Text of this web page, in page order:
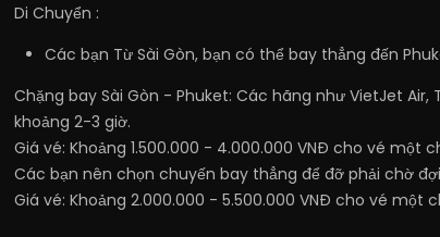
Di Chuyển :
Các bạn Từ Sài Gòn, bạn có thể bay thẳng đến
Chặng bay Sài Gòn - Phuket: Các hãng như VietJet
khoảng 2-3 giờ.
Giá vé: Khoảng 1.500.000 - 4.000.000 VNĐ cho vé một
Các bạn nên chọn chuyến bay thẳng để đỡ phải chờ
Giá vé: Khoảng 2.000.000 - 5.500.000 VNĐ cho vé một